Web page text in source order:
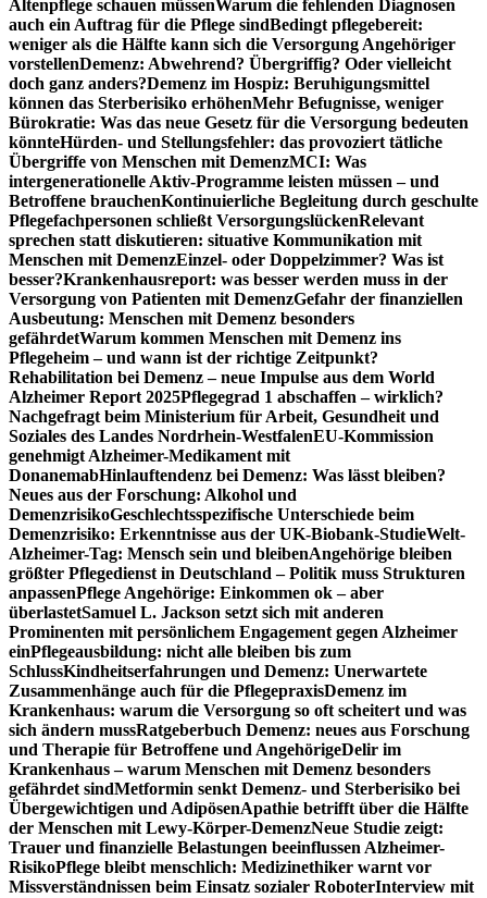
Altenpflege schauen müssenWarum die fehlenden Diagnosen
auch ein Auftrag für die Pflege sindBedingt pflegebereit:
weniger als die Hälfte kann sich die Versorgung Angehöriger
vorstellenDemenz: Abwehrend? Übergriffig? Oder vielleicht
doch ganz anders?Demenz im Hospiz: Beruhigungsmittel
können das Sterberisiko erhöhenMehr Befugnisse, weniger
Bürokratie: Was das neue Gesetz für die Versorgung bedeuten
könnteHürden- und Stellungsfehler: das provoziert tätliche
Übergriffe von Menschen mit DemenzMCI: Was
intergenerationelle Aktiv-Programme leisten müssen – und
Betroffene brauchenKontinuierliche Begleitung durch geschulte
Pflegefachpersonen schließt VersorgungslückenRelevant
sprechen statt diskutieren: situative Kommunikation mit
Menschen mit DemenzEinzel- oder Doppelzimmer? Was ist
besser?Krankenhausreport: was besser werden muss in der
Versorgung von Patienten mit DemenzGefahr der finanziellen
Ausbeutung: Menschen mit Demenz besonders
gefährdetWarum kommen Menschen mit Demenz ins
Pflegeheim – und wann ist der richtige Zeitpunkt?
Rehabilitation bei Demenz – neue Impulse aus dem World
Alzheimer Report 2025Pflegegrad 1 abschaffen – wirklich?
Nachgefragt beim Ministerium für Arbeit, Gesundheit und
Soziales des Landes Nordrhein-WestfalenEU-Kommission
genehmigt Alzheimer-Medikament mit
DonanemabHinlauftendenz bei Demenz: Was lässt bleiben?
Neues aus der Forschung: Alkohol und
DemenzrisikoGeschlechtsspezifische Unterschiede beim
Demenzrisiko: Erkenntnisse aus der UK-Biobank-StudieWelt-
Alzheimer-Tag: Mensch sein und bleibenAngehörige bleiben
größter Pflegedienst in Deutschland – Politik muss Strukturen
anpassenPflege Angehörige: Einkommen ok – aber
überlastetSamuel L. Jackson setzt sich mit anderen
Prominenten mit persönlichem Engagement gegen Alzheimer
einPflegeausbildung: nicht alle bleiben bis zum
SchlussKindheitserfahrungen und Demenz: Unerwartete
Zusammenhänge auch für die PflegepraxisDemenz im
Krankenhaus: warum die Versorgung so oft scheitert und was
sich ändern mussRatgeberbuch Demenz: neues aus Forschung
und Therapie für Betroffene und AngehörigeDelir im
Krankenhaus – warum Menschen mit Demenz besonders
gefährdet sindMetformin senkt Demenz- und Sterberisiko bei
Übergewichtigen und AdipösenApathie betrifft über die Hälfte
der Menschen mit Lewy-Körper-DemenzNeue Studie zeigt:
Trauer und finanzielle Belastungen beeinflussen Alzheimer-
RisikoPflege bleibt menschlich: Medizinethiker warnt vor
Missverständnissen beim Einsatz sozialer RoboterInterview mit